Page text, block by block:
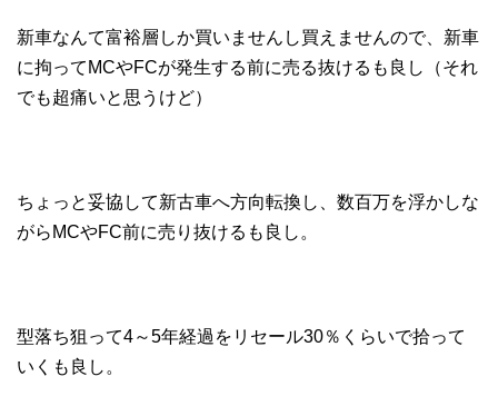
新車なんて富裕層しか買いませんし買えませんので、新車
に拘ってMCやFCが発生する前に売る抜けるも良し（それ
でも超痛いと思うけど）
ちょっと妥協して新古車へ方向転換し、数百万を浮かしな
がらMCやFC前に売り抜けるも良し。
型落ち狙って4～5年経過をリセール30％くらいで拾って
いくも良し。